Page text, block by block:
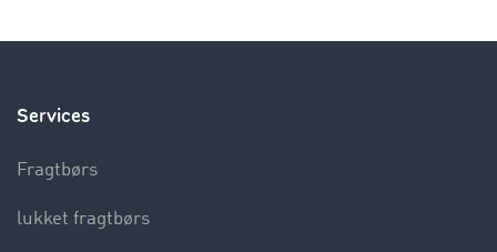
Services
Fragtbørs
lukket fragtbørs